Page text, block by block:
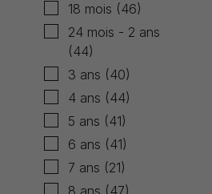
18 mois (46)
24 mois - 2 ans
(44)
3 ans (40)
4 ans (44)
5 ans (41)
6 ans (41)
7 ans (21)
8 ans (47)